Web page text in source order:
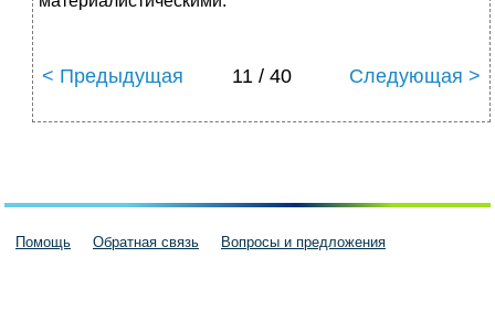
< Предыдущая 11 / 40 Следующая >
Помощь Обратная связь Вопросы и предложения